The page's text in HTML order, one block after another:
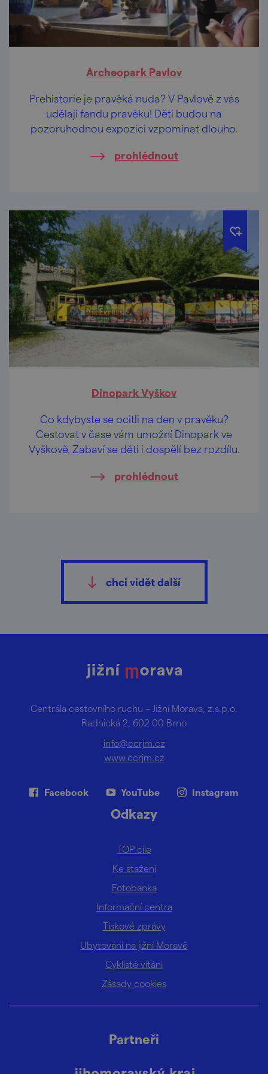
Archeopark Pavlov
Prehistorie je pravěká nuda? V Pavlově z vás
udělají fandu pravěku! Děti budou na
pozoruhodnou expozici vzpomínat dlouho.
prohlédnout
Dinopark Vyškov
Co kdybyste se ocitli na den v pravěku?
Cestovat v čase vám umožní Dinopark ve
Vyškově. Zabaví se děti i dospělí bez rozdílu.
prohlédnout
chci vidět další
Centrála cestovního ruchu – Jižní Morava, z.s.p.o.
Radnická 2, 602 00 Brno
info@ccrjm.cz
www.ccrjm.cz
Facebook YouTube Instagram
Odkazy
TOP cíle
Ke stažení
Fotobanka
Informační centra
Tiskové zprávy
Ubytování na jižní Moravě
Cyklisté vítáni
Zásady cookies
Partneři